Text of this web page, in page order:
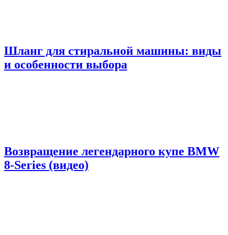
Шланг для стиральной машины: виды
и особенности выбора
Возвращение легендарного купе BMW
8-Series (видео)